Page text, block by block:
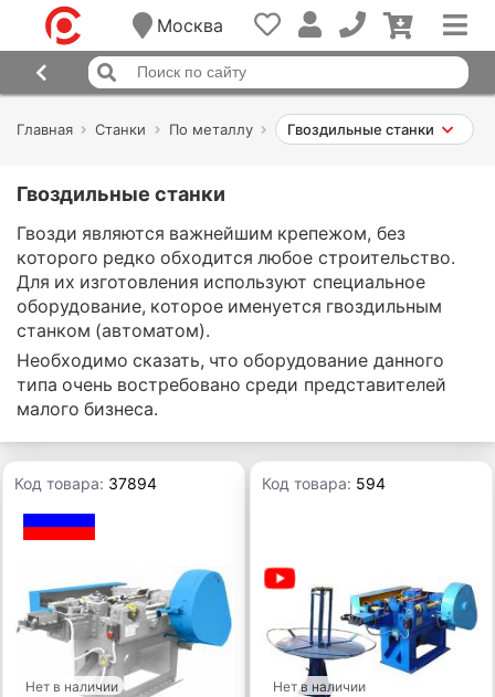
Москва
Главная Станки По металлу Гвоздильные станки
Гвоздильные станки
Гвозди являются важнейшим крепежом, без
которого редко обходится любое строительство.
Для их изготовления используют специальное
оборудование, которое именуется гвоздильным
станком (автоматом).
Необходимо сказать, что оборудование данного
типа очень востребовано среди представителей
малого бизнеса.
Код товара: 37894
Нет в наличии
Код товара: 594
Нет в наличии